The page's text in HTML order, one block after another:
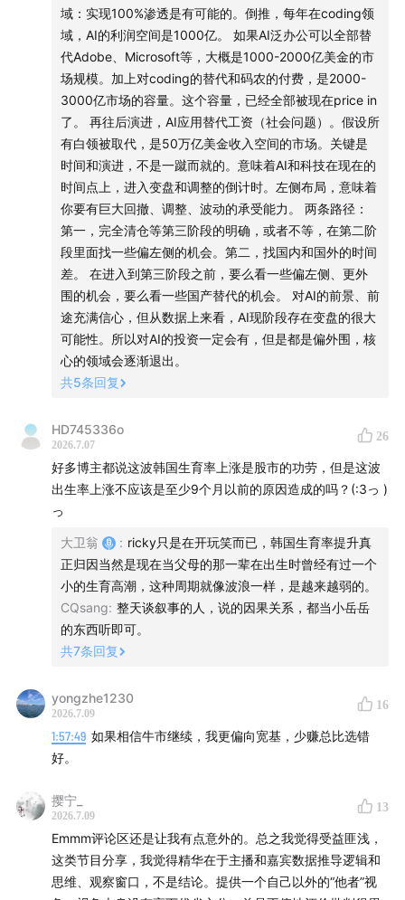
域：实现100%渗透是有可能的。倒推，每年在coding领
域，AI的利润空间是1000亿。 如果AI泛办公可以全部替
代Adobe、Microsoft等，大概是1000-2000亿美金的市
场规模。加上对coding的替代和码农的付费，是2000-
3000亿市场的容量。这个容量，已经全部被现在price in
了。 再往后演进，AI应用替代工资（社会问题）。假设所
有白领被取代，是50万亿美金收入空间的市场。关键是
时间和演进，不是一蹴而就的。意味着AI和科技在现在的
时间点上，进入变盘和调整的倒计时。左侧布局，意味着
你要有巨大回撤、调整、波动的承受能力。 两条路径：
第一，完全清仓等第三阶段的明确，或者不等，在第二阶
段里面找一些偏左侧的机会。第二，找国内和国外的时间
差。 在进入到第三阶段之前，要么看一些偏左侧、更外
围的机会，要么看一些国产替代的机会。 对AI的前景、前
途充满信心，但从数据上来看，AI现阶段存在变盘的很大
可能性。所以对AI的投资一定会有，但是都是偏外围，核
心的领域会逐渐退出。
共5条回复
HD745336o
2026.7.07
26
好多博主都说这波韩国生育率上涨是股市的功劳，但是这波
出生率上涨不应该是至少9个月以前的原因造成的吗？(:3っ )
っ
大卫翁 : ricky只是在开玩笑而已，韩国生育率提升真
正归因当然是现在当父母的那一辈在出生时曾经有过一个
小的生育高潮，这种周期就像波浪一样，是越来越弱的。
CQsang: 整天谈叙事的人，说的因果关系，都当小岳岳
的东西听即可。
共7条回复
yongzhe1230
2026.7.09
16
1:57:49 如果相信牛市继续，我更偏向宽基，少赚总比选错
好。
撄宁_
2026.7.09
13
Emmm评论区还是让我有点意外的。总之我觉得受益匪浅，
这类节目分享，我觉得精华在于主播和嘉宾数据推导逻辑和
思维、观察窗口，不是结论。提供一个自己以外的“他者”视